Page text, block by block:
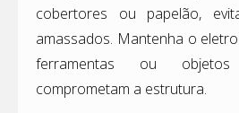
cobertores ou papelão,
amassados. Mantenha o
ferramentas ou
comprometam a estrutura.